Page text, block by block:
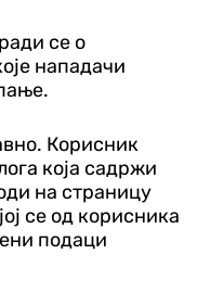
се о
нападачи
Корисник
која садржи
на страницу
се од корисника
подаци